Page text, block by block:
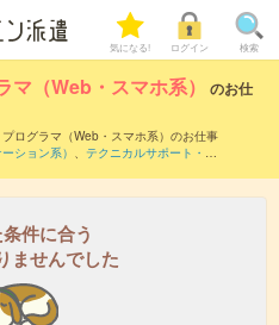
気になる! ログイン 検索
マ（Web・スマホ系） のお仕
ログラマ（Web・スマホ系）のお仕事
ション系） 、 テクニカルサポート・ヘ
系）のお仕事とは？とは？
件に合う
ませんでした